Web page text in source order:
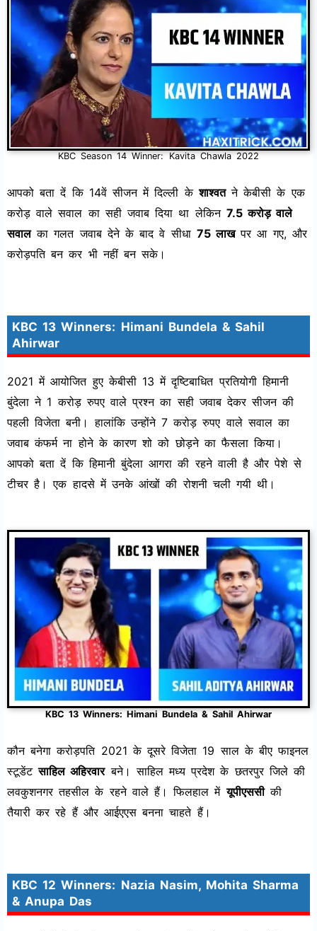
KBC Season 14 Winner: Kavita Chawla 2022
आपको बता दें कि 14वें सीजन में दिल्ली केशाश्वतने केबीसी के एक
करोड़ वाले सवाल का सही जवाब दिया था लेकिन 7.5 करोड़ वाले
सवालका गलत जवाब देने के बाद वे सीधा 75 लाखपर आ गए, और
करोड़पति बन कर भी नहीं बन सके।
KBC 13 Winners: Himani Bundela & Sahil
Ahirwar
2021 में आयोजित हुए केबीसी 13 में दृष्टिबाधित प्रतियोगी हिमानी
बुंदेला ने 1 करोड़ रुपए वाले प्रश्न का सही जवाब देकर सीजन की
पहली विजेता बनी। हालांकि उन्होंने 7 करोड़ रुपए वाले सवाल का
जवाब कंफर्म ना होने के कारण शो को छोड़ने का फैसला किया।
आपको बता दें कि हिमानी बुंदेला आगरा की रहने वाली है और पेशे से
टीचर है। एक हादसे में उनके आंखों की रोशनी चली गयी थी।
KBC 13 Winners: Himani Bundela & Sahil Ahirwar
कौन बनेगा करोड़पति 2021 के दूसरे विजेता 19 साल के बीए फाइनल
स्टूडेंटसाहिल अहिरवारबने। साहिल मध्‍य प्रदेश के छतरपुर जिले की
लवकुशनगर तहसील के रहने वाले हैं। फिलहाल मेंयूपीएससीकी
तैयारी कर रहे हैं और आईएएस बनना चाहते हैं।
KBC 12 Winners: Nazia Nasim, Mohita Sharma
& Anupa Das